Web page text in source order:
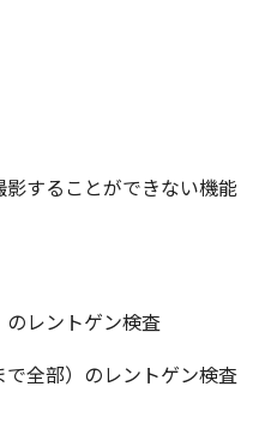
することができない機能
のレントゲン検査
で全部）のレントゲン検査